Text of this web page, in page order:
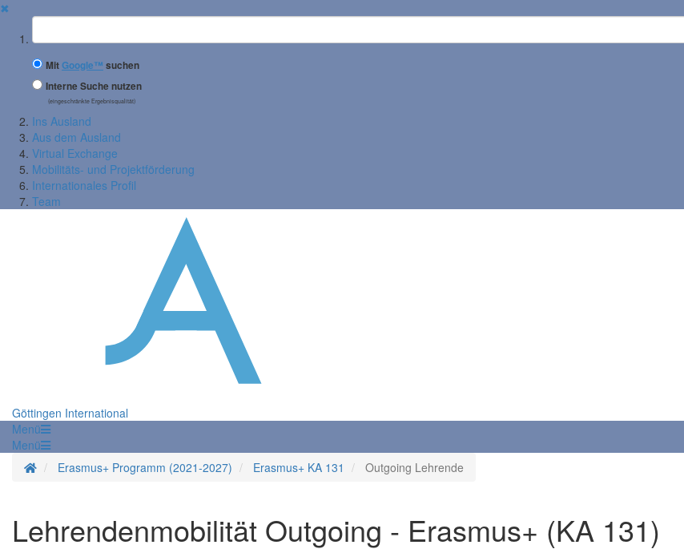
✖
Suchbegriff
MitGoogle™ suchen
Interne Suche nutzen
(eingeschränkte Ergebnisqualität)
Ins Ausland
Aus dem Ausland
Virtual Exchange
Mobilitäts- und Projektförderung
Internationales Profil
Team
Göttingen International
Menü
Menü
StartseiteErasmus+ Programm (2021-2027) Erasmus+ KA 131 Outgoing Lehrende
Lehrendenmobilität Outgoing - Erasmus+ (KA 131)